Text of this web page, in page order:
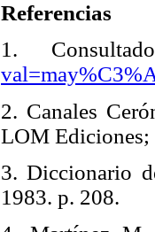
Referencias
1.
2. Canales
LOM
3. Diccionario
1983. p.